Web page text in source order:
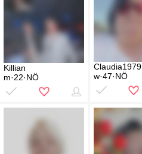
Killian
m·22·NÖ
Claudia1979
w·47·NÖ